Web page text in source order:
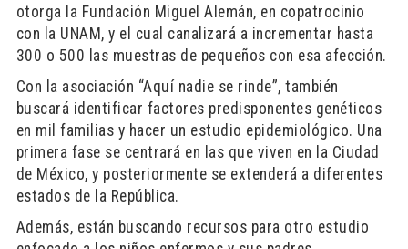
otorga la Fundación Miguel Alemán, en copatrocinio
con la UNAM, y el cual canalizará a incrementar hasta
300 o 500 las muestras de pequeños con esa afección.
Con la asociación “Aquí nadie se rinde”, también
buscará identificar factores predisponentes genéticos
en mil familias y hacer un estudio epidemiológico. Una
primera fase se centrará en las que viven en la Ciudad
de México, y posteriormente se extenderá a diferentes
estados de la República.
Además, están buscando recursos para otro estudio